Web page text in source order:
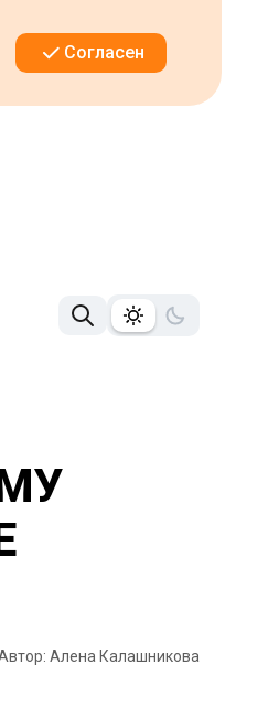
Согласен
Алена Калашникова